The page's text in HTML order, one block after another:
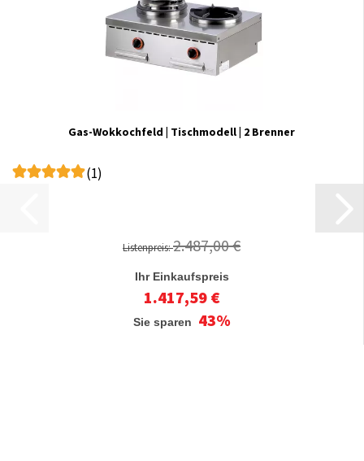
Gas-Wokkochfeld | Tischmodell | 2 Brenner
(1)
Listenpreis:2.487,00 €
Ihr Einkaufspreis
1.417,59 €
Sie sparen 43%